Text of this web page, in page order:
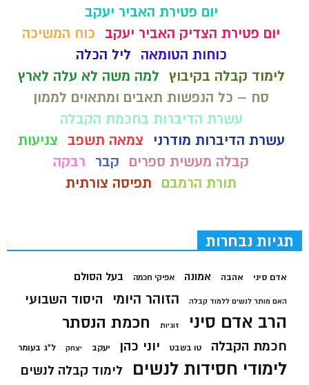
יום פטירת האביר יעקב
יום פטירת הצדיק האביר יעקב
כוח המשיכה
כוחות הטומאה
ליל הכלה
לימוד קבלה בקיבוץ למה משה לא עלה לארץ
סח – כל הנפשות תאבים ומתאוים לממון
עשרת הדיברות בחכמת הקבלה
עשרת הדיברות מודרני
צמאה תשפב
צניעות
קבלה מעשית ספרים
קבר
רבקה
תורת הרמבם
תפיסה צורתית
תגיות נבחרות
אדם סיני אהבה אמונה אפיקי חכמה בעל הסולם
האם מותר לנשים ללמוד קבלה הזוהר היומי היסוד השבועי
הרב אדם סיני זוגיות חכמת הנסתר
חכמת הקבלה טו בשבט יוני כהן יעקב יצחק ל"ג בעומר
לימודי חסידות לנשים לימוד קבלה לנשים